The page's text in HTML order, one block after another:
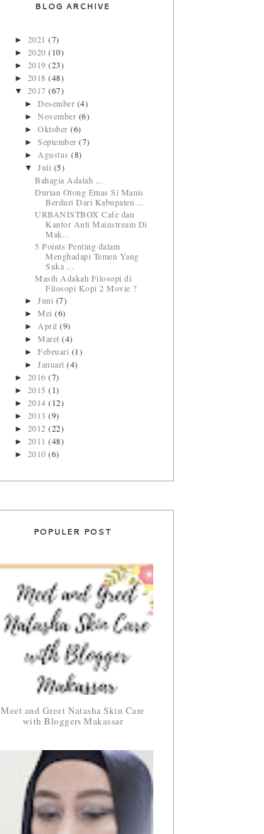
BLOG ARCHIVE
► 2021(7)
► 2020(10)
► 2019(23)
► 2018(48)
▼ 2017(67)
►Desember (4)
►November (6)
►Oktober(6)
►September(7)
►Agustus(8)
▼Juli (5)
Bahagia Adalah ...
Durian Otong Emas Si Manis
Berduri Dari Kabupaten ...
URBANISTBOX Cafe dan
Kantor Anti Mainstream Di
Mak...
5 Points Penting dalam
Menghadapi Temen Yang
Suka ...
Masih Adakah Filosopi di
Filosopi Kopi 2 Movie ?
►Juni (7)
►Mei(6)
►April(9)
►Maret(4)
►Februari (1)
►Januari(4)
► 2016(7)
► 2015(1)
► 2014(12)
► 2013(9)
► 2012(22)
► 2011(48)
► 2010(6)
POPULER POST
Meet and Greet Natasha Skin Care
with Bloggers Makassar